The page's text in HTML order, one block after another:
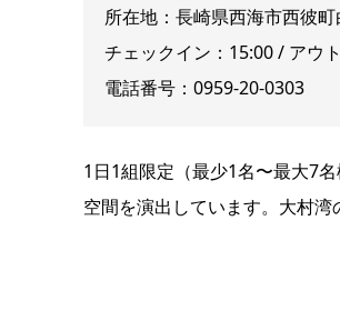
所在地：長崎県西海市西彼
チェックイン：15:00 / アウ
電話番号：0959-20-0303
1日1組限定（最少1名〜最大7
空間を演出しています。大村湾